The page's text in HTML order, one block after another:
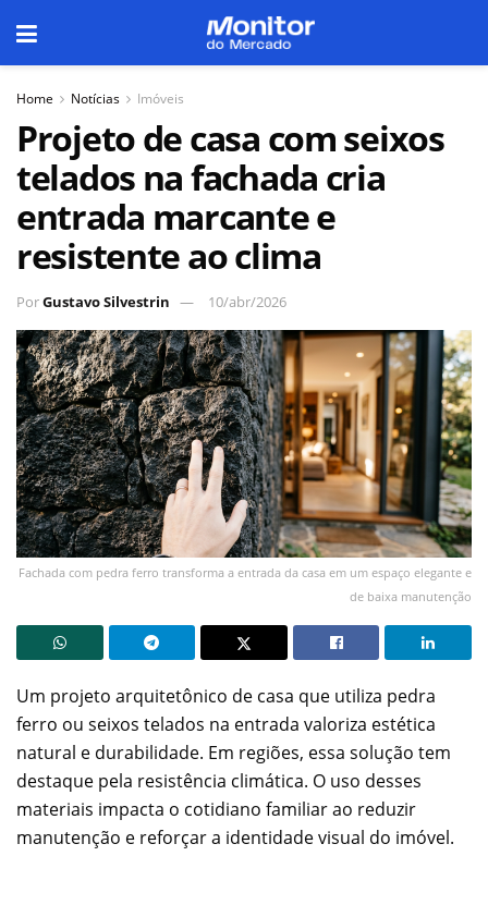
Home Notícias Imóveis
Projeto de casa com seixos
telados na fachada cria
entrada marcante e
resistente ao clima
PorGustavo Silvestrin 10/abr/2026
Fachada com pedra ferro transforma a entrada da casa em um espaço elegante e
de baixa manutenção
Um projeto arquitetônico de casa que utiliza pedra
ferro ou seixos telados na entrada valoriza estética
natural e durabilidade. Em regiões, essa solução tem
destaque pela resistência climática. O uso desses
materiais impacta o cotidiano familiar ao reduzir
manutenção e reforçar a identidade visual do imóvel.